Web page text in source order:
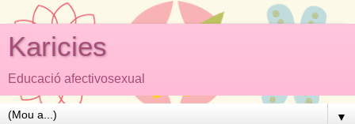
Karicies
Educació afectivosexual
▼